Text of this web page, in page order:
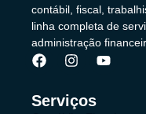
contábil, fiscal,
linha completa de
administração
Serviços